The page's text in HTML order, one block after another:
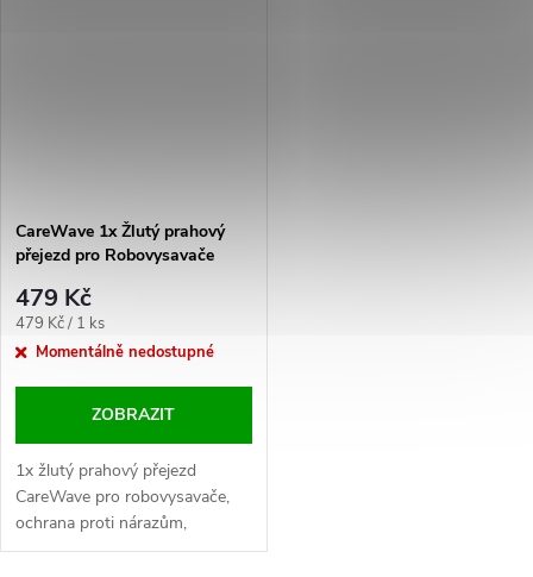
CareWave 1x Žlutý prahový
přejezd pro Robovysavače
479 Kč
Měrná
cena:
479 Kč / 1 ks
Momentálně nedostupné
ZOBRAZIT
1x žlutý prahový přejezd
CareWave pro robovysavače,
ochrana proti nárazům,
efektivní čištění přechodů.